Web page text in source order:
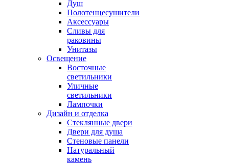
Душ
Полотенцесушители
Аксессуары
Сливы для
раковины
Унитазы
Освещение
Восточные
светильники
Уличные
светильники
Лампочки
Дизайн и отделка
Стеклянные двери
Двери для душа
Стеновые панели
Натуральный
камень